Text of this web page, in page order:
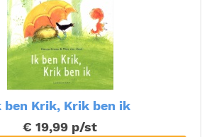
ben Krik, Krik ben ik
€ 19,99 p/st